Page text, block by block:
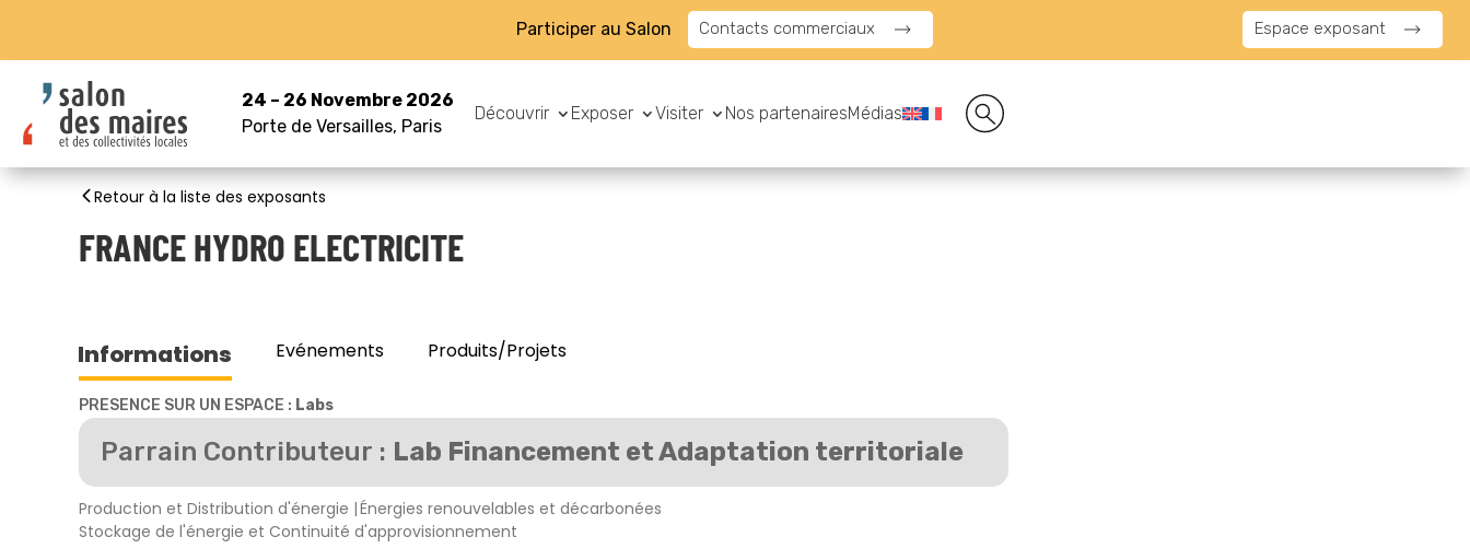
Participer au Salon Contacts commerciaux Espace exposant
24 – 26 Novembre 2026
Porte de Versailles, Paris
Découvrir Exposer Visiter Nos partenairesMédias
Retour à la liste des exposants
FRANCE HYDRO ELECTRICITE
Informations Evénements Produits/Projets
PRESENCE SUR UN ESPACE : Labs
Parrain Contributeur : Lab Financement et Adaptation territoriale
Production et Distribution d'énergie Énergies renouvelables et décarbonées
Stockage de l'énergie et Continuité d'approvisionnement